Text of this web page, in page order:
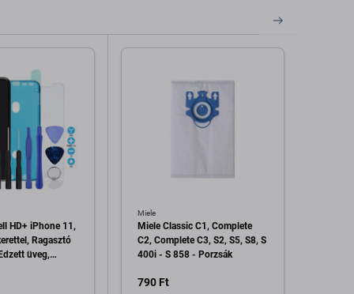
HD+ iPhone 11,
Ragasztó
üveg,
Miele
Miele Classic C1, Complete
C2, Complete C3, S2, S5, S8, S
400i - S 858 - Porzsák
790 Ft